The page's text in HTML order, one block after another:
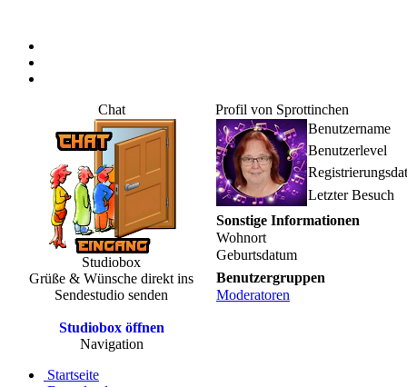
Chat
Studiobox
Grüße & Wünsche direkt ins
Sendestudio senden
Studiobox öffnen
Navigation
Startseite
Profil von Sprottinchen
Benutzername
Benutzerlevel
Letzter Besuch
Sonstige Informationen
Wohnort
Geburtsdatum
Benutzergruppen
Moderatoren